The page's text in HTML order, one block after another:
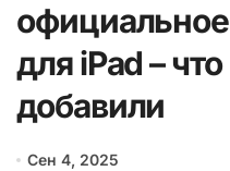
для iPad –
добавили
Сен 4, 2025